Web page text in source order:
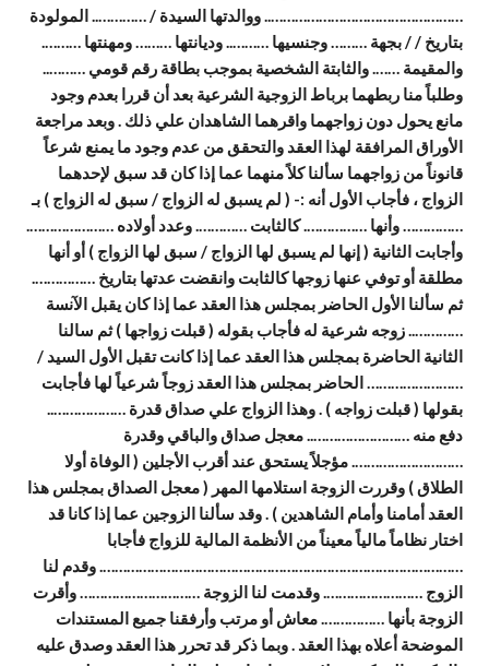
………………………………………….. ووالدتها السيدة / ………….. المولودة
بتاريخ / / بجهة ……… وجنسيها ……….. وديانتها ……… ومهنتها ……….
والمقيمة ……. والثابتة الشخصية بموجب بطاقة رقم قومي ………..
وطلباً منا ربطهما برباط الزوجية الشرعية بعد أن قررا بعدم وجود
مانع يحول دون زواجهما واقرهما الشاهدان علي ذلك . وبعد مراجعة
الأوراق المرافقة لهذا العقد والتحقق من عدم وجود ما يمنع شرعاً
قانوناً من زواجهما سألنا كلاً منهما عما إذا كان قد سبق لإحدهما
الزواج ، فأجاب الأول أنه :- ( لم يسبق له الزواج / سبق له الزواج ) بـ
…………… وأنها ……………. كالثابت …………. وعدد أولاده ………………….
وأجابت الثانية ( إنها لم يسبق لها الزواج / سبق لها الزواج ) أو أنها
مطلقة أو توفي عنها زوجها كالثابت وانقضت عدتها بتاريخ …………….
ثم سألنا الأول الحاضر بمجلس هذا العقد عما إذا كان يقبل الآنسة
………….. زوجه شرعية له فأجاب بقوله ( قبلت زواجها ) ثم سالنا
الثانية الحاضرة بمجلس هذا العقد عما إذا كانت تقبل الأول السيد /
…………………… الحاضر بمجلس هذا العقد زوجاً شرعياً لها فأجابت
بقولها ( قبلت زواجه ) . وهذا الزواج علي صداق قدرة ………………..
دفع منه …………………….. معجل صداق والباقي وقدرة
………………………. مؤجلاً يستحق عند أقرب الأجلين ( الوفاة أولا
الطلاق ) وقررت الزوجة استلامها المهر ( معجل الصداق بمجلس هذا
العقد أمامنا وأمام الشاهدين ) . وقد سألنا الزوجين عما إذا كانا قد
اختار نظاماً مالياً معيناً من الأنظمة المالية للزواج فأجابا
………………………………………………………………………………. وقدم لنا
الزوج ……………………. وقدمت لنا الزوجة ………………………… وأقرت
الزوجة بأنها ……………. معاش أو مرتب وأرفقنا جميع المستندات
الموضحة أعلاه بهذا العقد . وبما ذكر قد تحرر هذا العقد وصدق عليه